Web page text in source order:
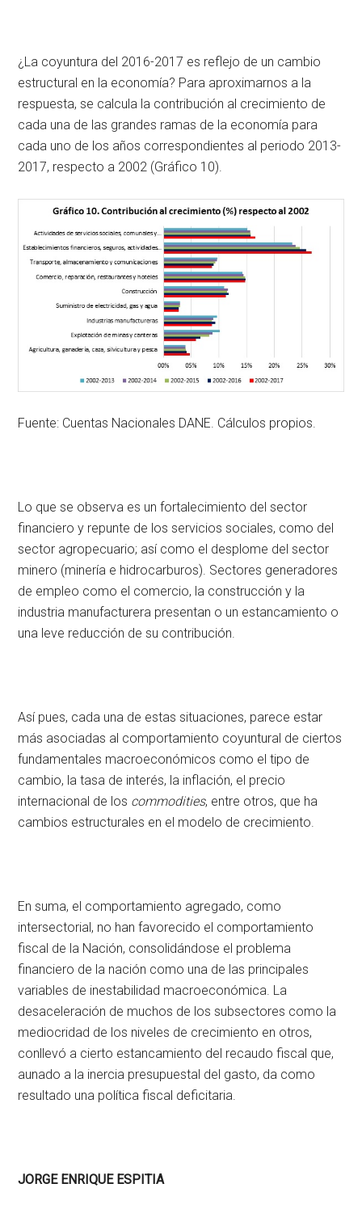
¿La coyuntura del 2016-2017 es reflejo de un cambio
estructural en la economía? Para aproximarnos a la
respuesta, se calcula la contribución al crecimiento de
cada una de las grandes ramas de la economía para
cada uno de los años correspondientes al periodo 2013-
2017, respecto a 2002 (Gráfico 10).
Fuente: Cuentas Nacionales DANE. Cálculos propios.
Lo que se observa es un fortalecimiento del sector
financiero y repunte de los servicios sociales, como del
sector agropecuario; así como el desplome del sector
minero (minería e hidrocarburos). Sectores generadores
de empleo como el comercio, la construcción y la
industria manufacturera presentan o un estancamiento o
una leve reducción de su contribución.
Así pues, cada una de estas situaciones, parece estar
más asociadas al comportamiento coyuntural de ciertos
fundamentales macroeconómicos como el tipo de
cambio, la tasa de interés, la inflación, el precio
internacional de los commodities, entre otros, que ha
cambios estructurales en el modelo de crecimiento.
En suma, el comportamiento agregado, como
intersectorial, no han favorecido el comportamiento
fiscal de la Nación, consolidándose el problema
financiero de la nación como una de las principales
variables de inestabilidad macroeconómica. La
desaceleración de muchos de los subsectores como la
mediocridad de los niveles de crecimiento en otros,
conllevó a cierto estancamiento del recaudo fiscal que,
aunado a la inercia presupuestal del gasto, da como
resultado una política fiscal deficitaria.
JORGE ENRIQUE ESPITIA